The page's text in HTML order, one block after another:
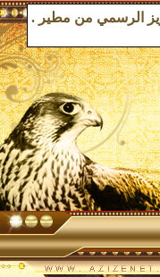
الرسمي من مطير .